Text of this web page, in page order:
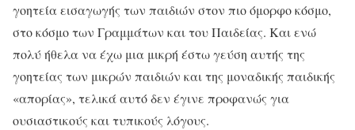
γοητεία εισαγωγής των παιδιών στον πιο όμορφο κόσμο,
στο κόσμο των Γραμμάτων και του Παιδείας. Και ενώ
πολύ ήθελα να έχω μια μικρή έστω γεύση αυτής της
γοητείας των μικρών παιδιών και της μοναδικής παιδικής
«απορίας», τελικά αυτό δεν έγινε προφανώς για
ουσιαστικούς και τυπικούς λόγους.